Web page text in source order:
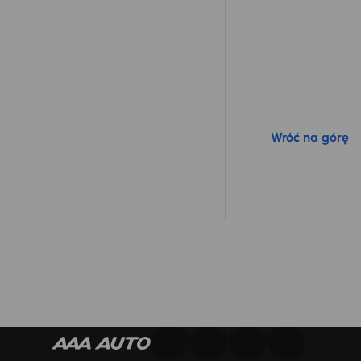
Wróć na górę